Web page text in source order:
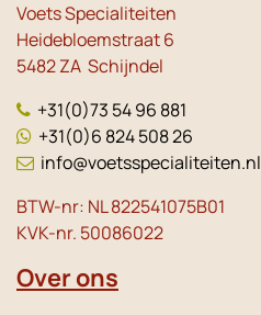
Voets Specialiteiten
Heidebloemstraat 6
5482 ZA Schijndel
+31(0)73 54 96 881
+31(0)6 824 508 26
info@voetsspecialiteiten.nl
BTW-nr: NL 822541075B01
KVK-nr. 50086022
Over ons